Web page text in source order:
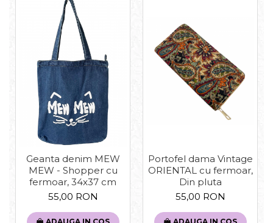
Geanta denim MEW
MEW - Shopper cu
fermoar, 34x37 cm
55,00 RON
ADAUGA IN COS
Portofel dama Vintage
ORIENTAL cu fermoar,
Din pluta
55,00 RON
ADAUGA IN COS